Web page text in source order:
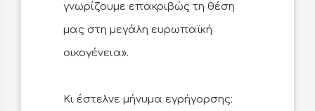
γνωρίζουμε επακριβώς τη θέση
μας στη μεγάλη ευρωπαϊκή
οικογένεια».